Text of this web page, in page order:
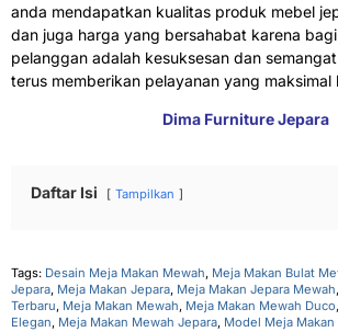
anda mendapatkan kualitas produk mebel
dan juga harga yang bersahabat karena
pelanggan adalah kesuksesan dan
terus memberikan pelayanan yang maksimal
Dima Furniture Jepara
Daftar Isi Tampilkan
Tags: Desain Meja Makan Mewah, Meja Makan Bulat
Jepara, Meja Makan Jepara, Meja Makan Jepara Mewah,
Terbaru, Meja Makan Mewah, Meja Makan Mewah Duco,
Elegan, Meja Makan Mewah Jepara, Model Meja Makan